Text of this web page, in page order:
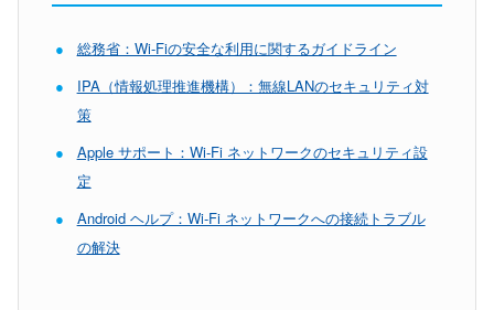
●
総務省：Wi-Fiの安全な利用に関するガイドライン
●
IPA（情報処理推進機構）：無線LANのセキュリティ対
策
●
Apple サポート：Wi-Fi ネットワークのセキュリティ設
定
●
Android ヘルプ：Wi-Fi ネットワークへの接続トラブル
の解決